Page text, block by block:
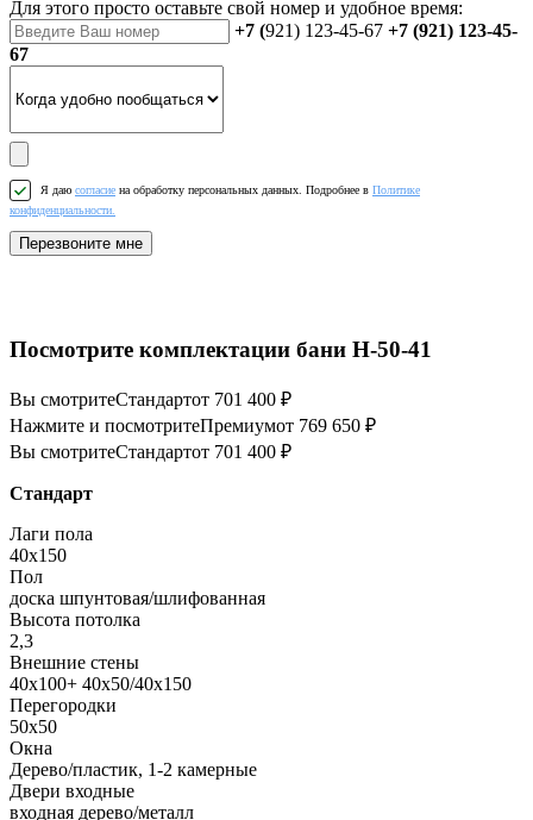
Для этого просто оставьте свой номер и удобное время:
+7 (921) 123-45-67 +7 (921) 123-45-
67
Я даю согласие на обработку персональных данных. Подробнее в Политике
конфиденциальности.
Перезвоните мне
Посмотрите комплектации бани Н-50-41
Вы смотритеСтандартот 701 400 ₽
Нажмите и посмотритеПремиумот 769 650 ₽
Вы смотритеСтандартот 701 400 ₽
Стандарт
Лаги пола
40х150
Пол
доска шпунтовая/шлифованная
Высота потолка
2,3
Внешние стены
40х100+ 40х50/40х150
Перегородки
50х50
Окна
Дерево/пластик, 1-2 камерные
Двери входные
входная дерево/металл